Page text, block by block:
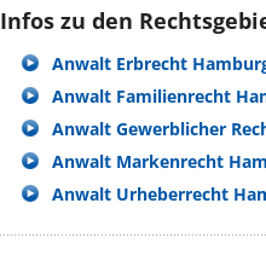
Infos zu den
Anwalt Erbrecht
Anwalt Familienrecht
Anwalt Gewerblicher
Anwalt Markenrecht
Anwalt Urheberrecht